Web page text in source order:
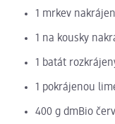
1 mrkev
1 na kousky
1 batát
1 pokrájenou
400 g dmBio